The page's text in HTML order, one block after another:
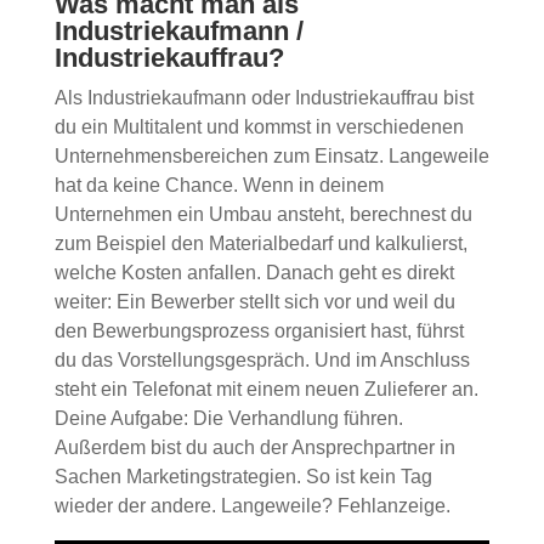
Industriekaufmann /
Industriekauffrau?
Als Industriekaufmann oder Industriekauffrau bist
du ein Multitalent und kommst in verschiedenen
Unternehmensbereichen zum Einsatz. Langeweile
hat da keine Chance. Wenn in deinem
Unternehmen ein Umbau ansteht, berechnest du
zum Beispiel den Materialbedarf und kalkulierst,
welche Kosten anfallen. Danach geht es direkt
weiter: Ein Bewerber stellt sich vor und weil du
den Bewerbungsprozess organisiert hast, führst
du das Vorstellungsgespräch. Und im Anschluss
steht ein Telefonat mit einem neuen Zulieferer an.
Deine Aufgabe: Die Verhandlung führen.
Außerdem bist du auch der Ansprechpartner in
Sachen Marketingstrategien. So ist kein Tag
wieder der andere. Langeweile? Fehlanzeige.